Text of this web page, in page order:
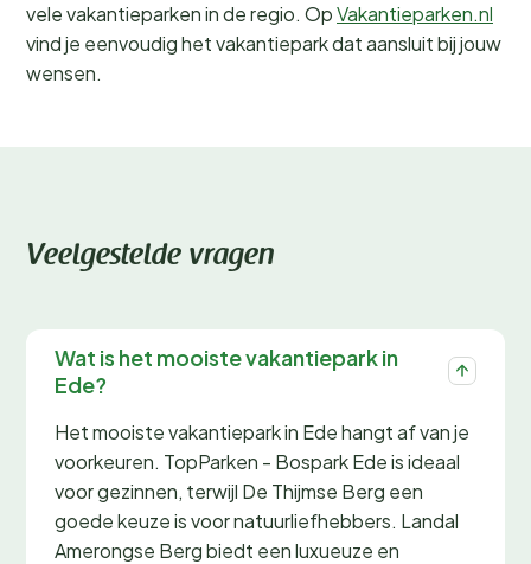
vele vakantieparken in de regio. OpVakantieparken.nl
vind je eenvoudig het vakantiepark dat aansluit bij jouw
wensen.
Veelgestelde vragen
Wat is het mooiste vakantiepark in
Ede?
Het mooiste vakantiepark in Ede hangt af van je
voorkeuren. TopParken - Bospark Ede is ideaal
voor gezinnen, terwijl De Thijmse Berg een
goede keuze is voor natuurliefhebbers. Landal
Amerongse Berg biedt een luxueuze en